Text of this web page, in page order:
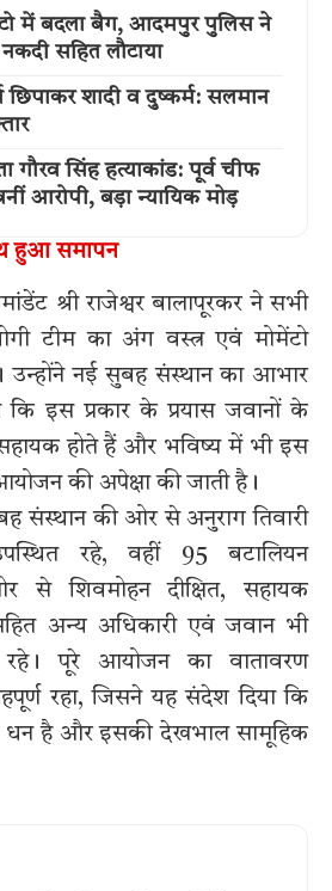
में बदला बैग, आदमपुर पुलिस ने
सहित लौटाया
छिपाकर शादी व दुष्कर्म: सलमान
गौरव सिंह हत्याकांड: पूर्व चीफ
आरोपी, बड़ा न्यायिक मोड़
हुआ समापन
श्री राजेश्वर बालापूरकर ने सभी
टीम का अंग वस्त्र एवं मोमेंटो
उन्होंने नई सुबह संस्थान का आभार
इस प्रकार के प्रयास जवानों के
होते हैं और भविष्य में भी इस
की अपेक्षा की जाती है।
संस्थान की ओर से अनुराग तिवारी
रहे, वहीं 95 बटालियन
से शिवमोहन दीक्षित, सहायक
अन्य अधिकारी एवं जवान भी
रहे। पूरे आयोजन का वातावरण
रहा, जिसने यह संदेश दिया कि
धन है और इसकी देखभाल सामूहिक